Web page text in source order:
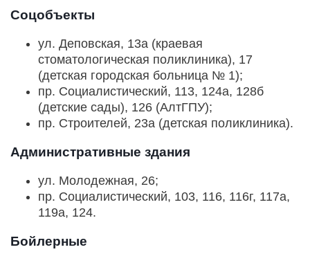
Соцобъекты
ул. Деповская, 13а (краевая
стоматологическая поликлиника), 17
(детская городская больница № 1);
пр. Социалистический, 113, 124а, 128б
(детские сады), 126 (АлтГПУ);
пр. Строителей, 23а (детская поликлиника).
Административные здания
ул. Молодежная, 26;
пр. Социалистический, 103, 116, 116г, 117а,
119а, 124.
Бойлерные